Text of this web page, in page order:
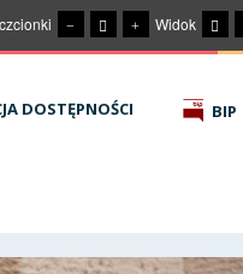
Widok
DOSTĘPNOŚCI BIP